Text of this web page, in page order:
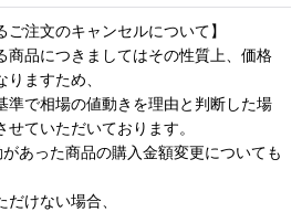
ご注文のキャンセルについて】
商品につきましてはその性質上、価格
ますため、
準で相場の値動きを理由と判断した場
ていただいております。
あった商品の購入金額変更についても
けない場合、